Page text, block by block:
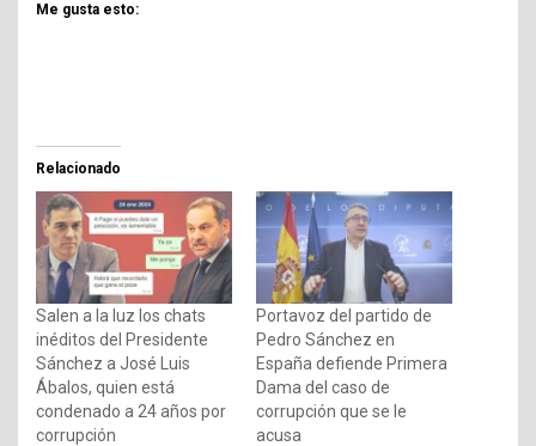
Me gusta esto:
Relacionado
Salen a la luz los chats
inéditos del Presidente
Sánchez a José Luis
Ábalos, quien está
condenado a 24 años por
corrupción
Portavoz del partido de
Pedro Sánchez en
España defiende Primera
Dama del caso de
corrupción que se le
acusa